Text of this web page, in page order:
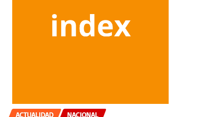
ACTUALIDAD NACIONAL